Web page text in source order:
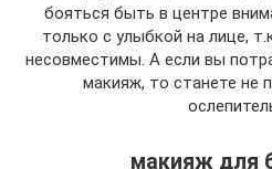
бояться быть в центре
только с улыбкой на лице,
несовместимы. А если вы
макияж, то станете не
макияж для